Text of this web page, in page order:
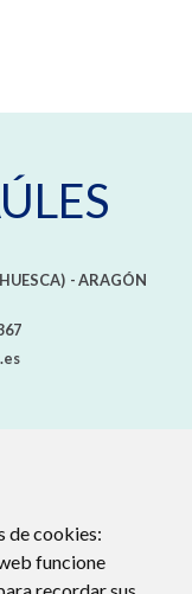
de cookies:
funcione
- ARAGÓN